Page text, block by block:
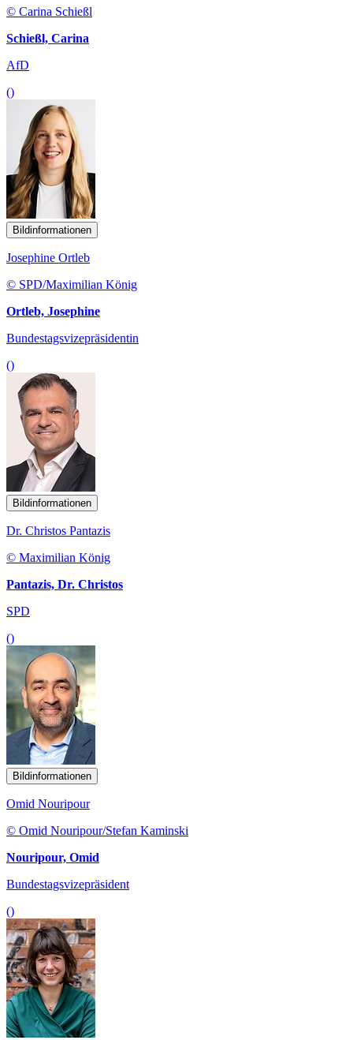
© Carina Schießl
Schießl, Carina
AfD
()
Bildinformationen
Josephine Ortleb
© SPD/Maximilian König
Ortleb, Josephine
Bundestagsvizepräsidentin
()
Bildinformationen
Dr. Christos Pantazis
© Maximilian König
Pantazis, Dr. Christos
SPD
()
Bildinformationen
Omid Nouripour
© Omid Nouripour/Stefan Kaminski
Nouripour, Omid
Bundestagsvizepräsident
()